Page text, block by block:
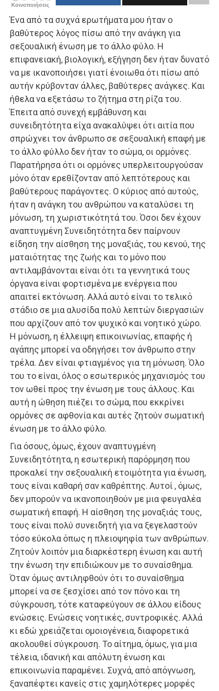
Κοινοποιήσεις
Ένα από τα συχνά ερωτήματα μου ήταν ο
βαθύτερος λόγος πίσω από την ανάγκη για
σεξουαλική ένωση με το άλλο φύλο. Η
επιφανειακή, βιολογική, εξήγηση δεν ήταν δυνατό
να με ικανοποιήσει γιατί ένοιωθα ότι πίσω από
αυτήν κρύβονταν άλλες, βαθύτερες ανάγκες. Και
ήθελα να εξετάσω το ζήτημα στη ρίζα του.
Έπειτα από συνεχή εμβάθυνση και
συνειδητότητα είχα ανακαλύψει ότι αιτία που
σπρώχνει τον άνθρωπο σε σεξουαλική επαφή με
το άλλο φύλλο δεν ήταν το σώμα, οι ορμόνες.
Παρατήρησα ότι οι ορμόνες υπερλειτουργούσαν
μόνο όταν ερεθίζονταν από λεπτότερους και
βαθύτερους παράγοντες. Ο κύριος από αυτούς,
ήταν η ανάγκη του ανθρώπου να καταλύσει τη
μόνωση, τη χωριστικότητά του. Όσοι δεν έχουν
αναπτυγμένη Συνειδητότητα δεν παίρνουν
είδηση την αίσθηση της μοναξιάς, του κενού, της
ματαιότητας της ζωής και το μόνο που
αντιλαμβάνονται είναι ότι τα γεννητικά τους
όργανα είναι φορτισμένα με ενέργεια που
απαιτεί εκτόνωση. Αλλά αυτό είναι το τελικό
στάδιο σε μια αλυσίδα πολύ λεπτών διεργασιών
που αρχίζουν από τον ψυχικό και νοητικό χώρο.
Η μόνωση, η έλλειψη επικοινωνίας, επαφής ή
αγάπης μπορεί να οδηγήσει τον άνθρωπο στην
τρέλα. Δεν είναι φτιαγμένος για τη μόνωση. Όλο
του το είναι, όλος ο εσωτερικός μηχανισμός του
τον ωθεί προς την ένωση με τους άλλους. Και
αυτή η ώθηση πιέζει το σώμα, που εκκρίνει
ορμόνες σε αφθονία και αυτές ζητούν σωματική
ένωση με το άλλο φύλο.
Για όσους, όμως, έχουν αναπτυγμένη
Συνειδητότητα, η εσωτερική παρόρμηση που
προκαλεί την σεξουαλική ετοιμότητα για ένωση,
τους είναι καθαρή σαν καθρέπτης. Αυτοί , όμως,
δεν μπορούν να ικανοποιηθούν με μια φευγαλέα
σωματική επαφή. Η αίσθηση της μοναξιάς τους,
τους είναι πολύ συνειδητή για να ξεγελαστούν
τόσο εύκολα όπως η πλειοψηφία των ανθρώπων.
Ζητούν λοιπόν μια διαρκέστερη ένωση και αυτή
την ένωση την επιδιώκουν με το συναίσθημα.
Όταν όμως αντιληφθούν ότι το συναίσθημα
μπορεί να σε ξεσχίσει από τον πόνο και τη
σύγκρουση, τότε καταφεύγουν σε άλλου είδους
ενώσεις. Ενώσεις νοητικές, συντροφικές. Αλλά
κι εδώ χρειάζεται ομοιογένεια, διαφορετικά
ακολουθεί σύγκρουση. Το αίτημα, όμως, για μια
τέλεια, ιδανική και απόλυτη ένωση και
επικοινωνία παραμένει. Συχνά, από απόγνωση,
ξαναπέφτει κανείς στις χαμηλότερες μορφές